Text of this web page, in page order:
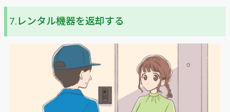
7.レンタル機器を返却する